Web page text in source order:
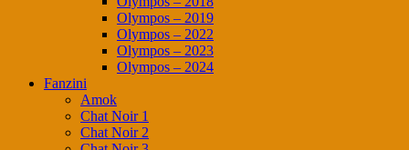
Olympos – 2019
Olympos – 2022
Olympos – 2023
Olympos – 2024
Fanzini
Amok
Chat Noir 1
Chat Noir 2